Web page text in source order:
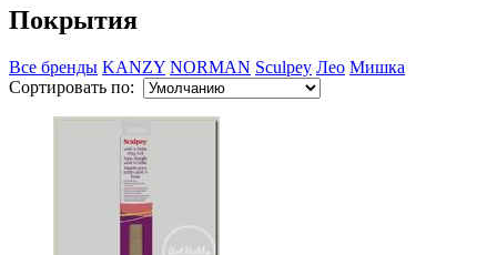
Покрытия
Все бренды KANZY NORMAN Sculpey Лео Мишка
Сортировать по: